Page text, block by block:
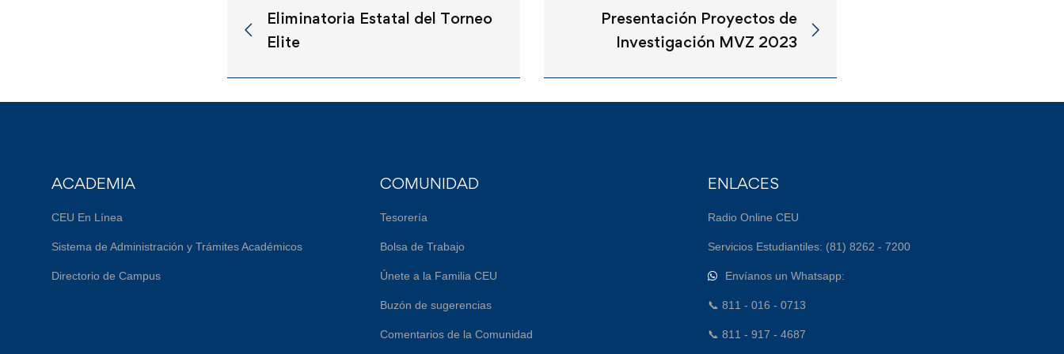
Eliminatoria Estatal del Torneo
Elite
Presentación Proyectos de
Investigación MVZ 2023
ACADEMIA
CEU En Línea
Sistema de Administración y Trámites Académicos
Directorio de Campus
COMUNIDAD
Tesorería
Bolsa de Trabajo
Únete a la Familia CEU
Buzón de sugerencias
Comentarios de la Comunidad
ENLACES
Radio Online CEU
Servicios Estudiantiles: (81) 8262 - 7200
Envíanos un Whatsapp:
📞 811 - 016 - 0713
📞 811 - 917 - 4687